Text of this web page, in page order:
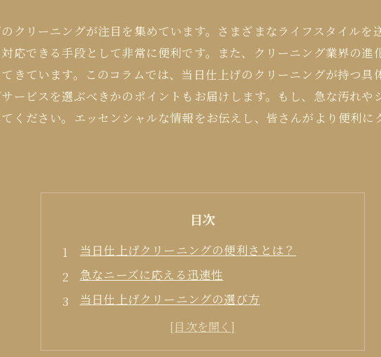
クリーニングが注目を集めています。さまざまなライフスタイルを
応できる手段として非常に便利です。また、クリーニング業界の
きています。このコラムでは、当日仕上げのクリーニングが持つ
ービスを選ぶべきかのポイントもお届けします。もし、急な汚れ
ください。エッセンシャルな情報をお伝えし、皆さんがより便利
目次
当日仕上げクリーニングの便利さとは？
急なニーズに応える迅速性
当日仕上げクリーニングの選び方
どんな時に利用すべきか？
利用時の注意点とまとめ